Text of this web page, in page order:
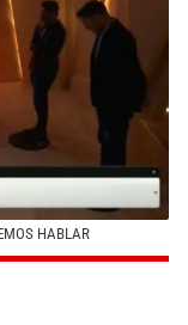
HABLAR